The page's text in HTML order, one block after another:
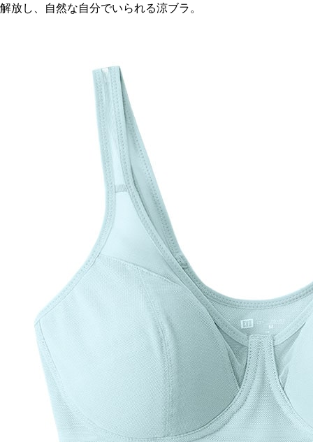
解放し、自然な自分でいられる涼ブラ。